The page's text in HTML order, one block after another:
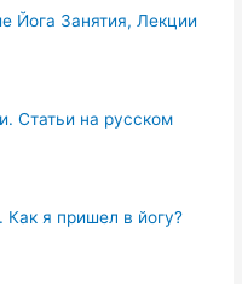
Йога Занятия, Лекции
Статьи на русском
я пришел в йогу?